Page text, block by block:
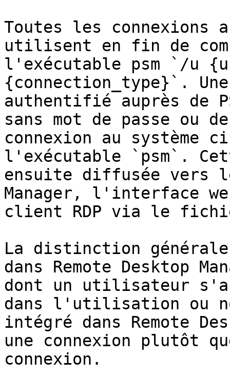
Toutes les connexions
utilisent en fin de
l'exécutable psm `/u
{connection_type}`.
authentifié auprès de
sans mot de passe ou
connexion au système
l'exécutable `psm`.
ensuite diffusée vers
Manager, l'interface web
client RDP via le
La distinction
dans Remote Desktop
dont un utilisateur
dans l'utilisation ou
intégré dans Remote
une connexion plutôt
connexion.